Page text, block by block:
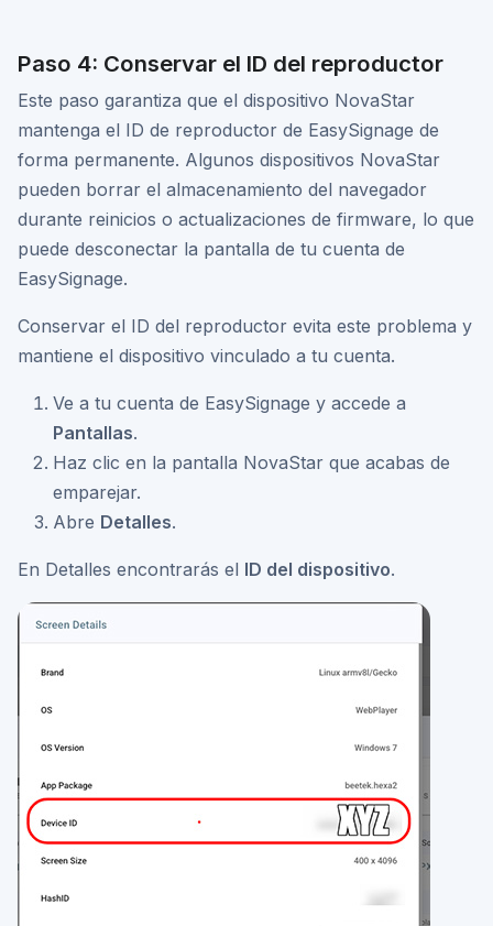
Paso 4: Conservar el ID del reproductor
Este paso garantiza que el dispositivo NovaStar
mantenga el ID de reproductor de EasySignage de
forma permanente. Algunos dispositivos NovaStar
pueden borrar el almacenamiento del navegador
durante reinicios o actualizaciones de firmware, lo que
puede desconectar la pantalla de tu cuenta de
EasySignage.
Conservar el ID del reproductor evita este problema y
mantiene el dispositivo vinculado a tu cuenta.
Ve a tu cuenta de EasySignage y accede a
Pantallas.
Haz clic en la pantalla NovaStar que acabas de
emparejar.
Abre Detalles.
En Detalles encontrarás el ID del dispositivo.